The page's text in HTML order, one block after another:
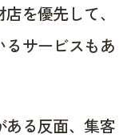
を優先して、
サービスもあ
ある反面、集客